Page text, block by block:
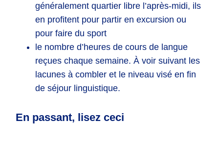
généralement quartier libre l’après-midi, ils
en profitent pour partir en excursion ou
pour faire du sport
le nombre d’heures de cours de langue
reçues chaque semaine. À voir suivant les
lacunes à combler et le niveau visé en fin
de séjour linguistique.
En passant, lisez ceci